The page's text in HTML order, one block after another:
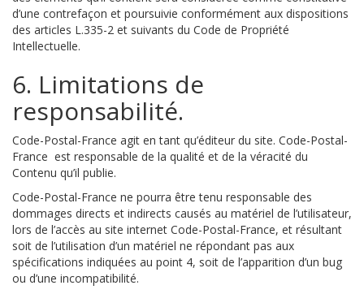
d’une contrefaçon et poursuivie conformément aux dispositions
des articles L.335-2 et suivants du Code de Propriété
Intellectuelle.
6. Limitations de
responsabilité.
Code-Postal-France agit en tant qu’éditeur du site. Code-Postal-
France est responsable de la qualité et de la véracité du
Contenu qu’il publie.
Code-Postal-France ne pourra être tenu responsable des
dommages directs et indirects causés au matériel de l’utilisateur,
lors de l’accès au site internet Code-Postal-France, et résultant
soit de l’utilisation d’un matériel ne répondant pas aux
spécifications indiquées au point 4, soit de l’apparition d’un bug
ou d’une incompatibilité.